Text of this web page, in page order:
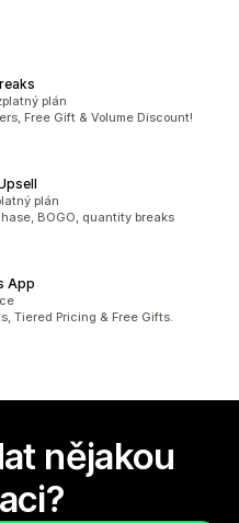
plán
Free Gift & Volume Discount!
plán
BOGO, quantity breaks
App
Tiered Pricing & Free Gifts.
nějakou